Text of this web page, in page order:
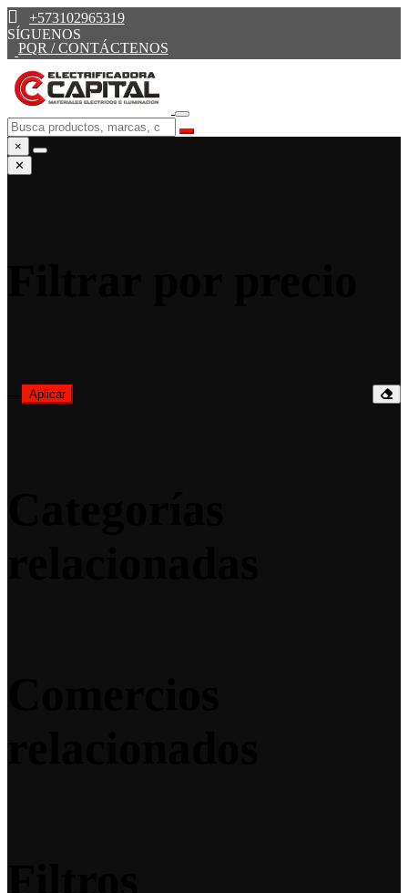
+573102965319
SÍGUENOS
PQR / CONTÁCTENOS
×
✕
Aplicar